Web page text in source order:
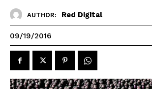
AUTHOR: Red Digital
09/19/2016